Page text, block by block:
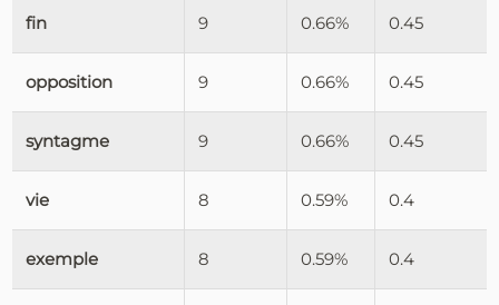
fin 9 0.66% 0.45
opposition 9 0.66% 0.45
syntagme 9 0.66% 0.45
vie 8 0.59% 0.4
exemple 8 0.59% 0.4